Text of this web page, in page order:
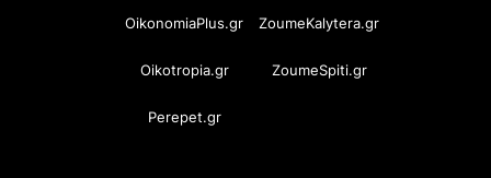
OikonomiaPlus.gr ZoumeKalytera.gr
Oikotropia.gr ZoumeSpiti.gr
Perepet.gr